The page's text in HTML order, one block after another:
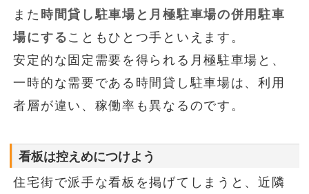
また 時間貸し駐車場と月極駐車場の併用駐車
場にする こともひとつ手といえます。
安定的な固定需要を得られる月極駐車場と、
一時的な需要である時間貸し駐車場は、利用
者層が違い、稼働率も異なるのです。
看板は控えめにつけよう
住宅街で派手な看板を掲げてしまうと、近隣